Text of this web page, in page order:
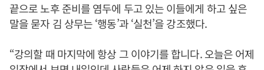
끝으로 노후 준비를 염두에 두고 있는 이들에게 하고 싶은
말을 묻자 김 상무는 ‘행동’과 ‘실천’을 강조했다.
“강의할 때 마지막에 항상 그 이야기를 합니다. 오늘은 어제